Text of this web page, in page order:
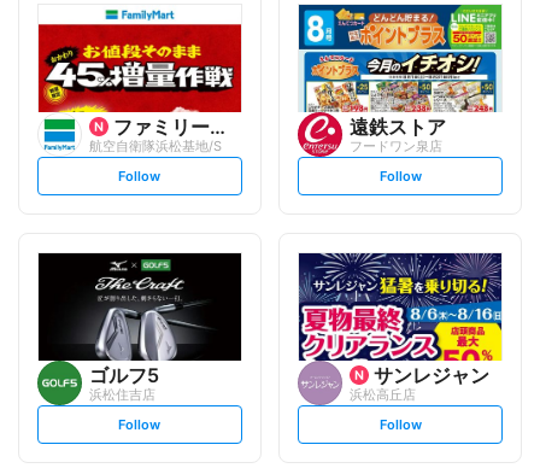
ファミリーマート
航空自衛隊浜松基地/S
s
l
o
w
Follow
遠鉄ストア
フードワン泉店
s
l
o
w
Follow
ゴルフ5
浜松住吉店
s
Follow
サンレジャン
浜松高丘店
s
Follow